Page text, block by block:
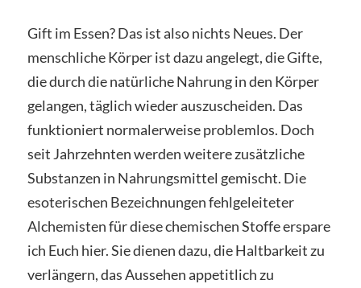
Gift im Essen? Das ist also nichts Neues. Der
menschliche Körper ist dazu angelegt, die Gifte,
die durch die natürliche Nahrung in den Körper
gelangen, täglich wieder auszuscheiden. Das
funktioniert normalerweise problemlos. Doch
seit Jahrzehnten werden weitere zusätzliche
Substanzen in Nahrungsmittel gemischt. Die
esoterischen Bezeichnungen fehlgeleiteter
Alchemisten für diese chemischen Stoffe erspare
ich Euch hier. Sie dienen dazu, die Haltbarkeit zu
verlängern, das Aussehen appetitlich zu